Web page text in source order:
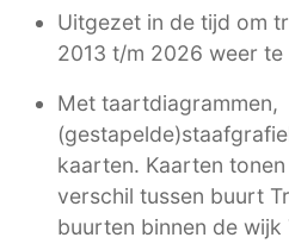
Uitgezet in de tijd om
2013 t/m 2026 weer te
Met taartdiagrammen,
kaarten. Kaarten
verschil tussen buurt
buurten binnen de